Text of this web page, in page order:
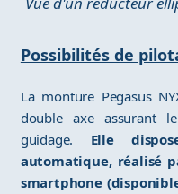
Possibilités de
La monture Pegasus
double axe assurant
guidage. Elle
automatique, réalisé
smartphone